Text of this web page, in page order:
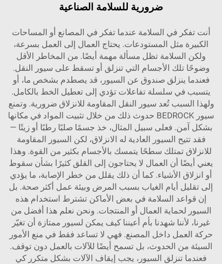
ضرورية للسلامة الصناعية
أنت تفكر في السلامة عندما تفكر في المصانع أو المساحات
الكبيرة مثل المستودعات. يحتاج العمال إلى العمل بسرعة،
ولكن السلامة تظل مسألة مهمة أيضًا. من المخاطر الأقل
وضوحًا تلك الأجسام التي تنزلق أو تسقط على سيور النقل.
فعندما ينزلق صندوق عن السيور، قد يصطدم بشخص ما، أو
يتسبب في سلسلة تفاعلات تؤدي إلى تعطيل الخط بالكامل.
ولهذا السبب تُعد سيور النقل المقاومة للانزلاق ضرورية. وتمنع
سيور BEDROCK حدوث ذلك من خلال تثبيت المواد في مكانها
بشكل آمن. فعلى سبيل المثال، خذ جسمًا صلبًا رطبًا أو زيتًا —
فقد تتيح السيور العادية له الانزلاق، لكن السيور المقاومة
للانزلاق تمتلك سطحًا يتمسك بالأجسام بكثير من القوة. وهذا
يعني أيضًا أن العمال لا يحتاجون إلى القلق كثيرًا بشأن سقوط
أو انزلاق الأشياء. كما أن ذلك يقلل من خطر الإصابة، ما يؤدي
إلى تقليل أيام الغياب بسبب المرض وبيئة عمل أكثر صحة. بل
إن قواعد السلامة في بعض الأماكن تشترط استخدام هذه
السيور لحماية العمال أو المنتجات. ونحن نعلم هذا أفضل من
غيرنا، لأننا شهدنا بأم أعيننا كيف يمكن لسيور ممتازة أن تغيّر
حركة العمل داخل المصنع. فهي لا تساعد فقط في منع الأمور
السيئة من الحدوث، بل تسمح أيضًا للآلات بالعمل دون توقف.
فعندما تنزلق السيور، يجب إيقاف الآلات بشكل متكرر كي